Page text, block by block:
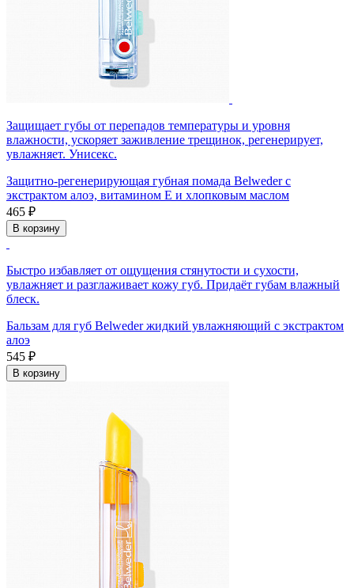
Защищает губы от перепадов температуры и уровня
влажности, ускоряет заживление трещинок, регенерирует,
увлажняет. Унисекс.
Защитно-регенерирующая губная помада Belweder с
экстрактом алоэ, витамином Е и хлопковым маслом
465 ₽
В корзину
Быстро избавляет от ощущения стянутости и сухости,
увлажняет и разглаживает кожу губ. Придаёт губам влажный
блеск.
Бальзам для губ Belweder жидкий увлажняющий с экстрактом
алоэ
545 ₽
В корзину